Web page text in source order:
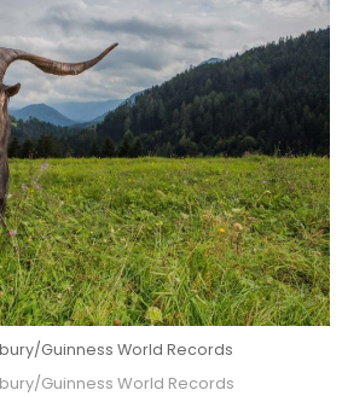
Guinness World Records
Guinness World Records